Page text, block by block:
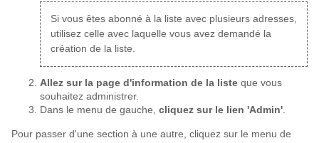
Si vous êtes abonné à la liste avec plusieurs adresses,
utilisez celle avec laquelle vous avez demandé la
création de la liste.
Allez sur la page d'information de la liste que vous
souhaitez administrer.
Dans le menu de gauche, cliquez sur le lien 'Admin'.
Pour passer d'une section à une autre, cliquez sur le menu de